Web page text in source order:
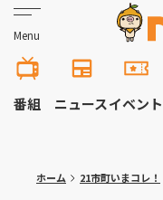
Menu
番組 ニュースイベント
ホーム 21市町いまコレ！